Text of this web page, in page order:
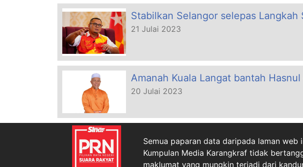
Stabilkan Selangor selepas Langkah
21 Julai 2023
Amanah Kuala Langat bantah
20 Julai 2023
Semua paparan data daripada laman
Kumpulan Media Karangkraf tidak
maklumat yang mungkin terjadi dari